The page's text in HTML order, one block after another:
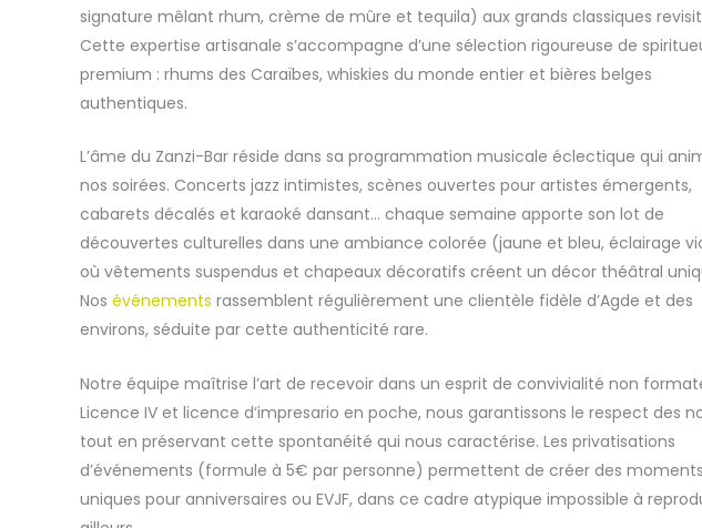
signature mêlant rhum, crème de mûre et tequila) aux grands classiques
Cette expertise artisanale s’accompagne d’une sélection rigoureuse de
premium : rhums des Caraïbes, whiskies du monde entier et bières belges
authentiques.
L’âme du Zanzi-Bar réside dans sa programmation musicale éclectique qui
nos soirées. Concerts jazz intimistes, scènes ouvertes pour artistes émergents,
cabarets décalés et karaoké dansant… chaque semaine apporte son lot de
découvertes culturelles dans une ambiance colorée (jaune et bleu, éclairage
où vêtements suspendus et chapeaux décoratifs créent un décor théâtral
Nos événements rassemblent régulièrement une clientèle fidèle d’Agde et des
environs, séduite par cette authenticité rare.
Notre équipe maîtrise l’art de recevoir dans un esprit de convivialité non
Licence IV et licence d’impresario en poche, nous garantissons le respect des
tout en préservant cette spontanéité qui nous caractérise. Les privatisations
d’événements (formule à 5€ par personne) permettent de créer des moments
uniques pour anniversaires ou EVJF, dans ce cadre atypique impossible à